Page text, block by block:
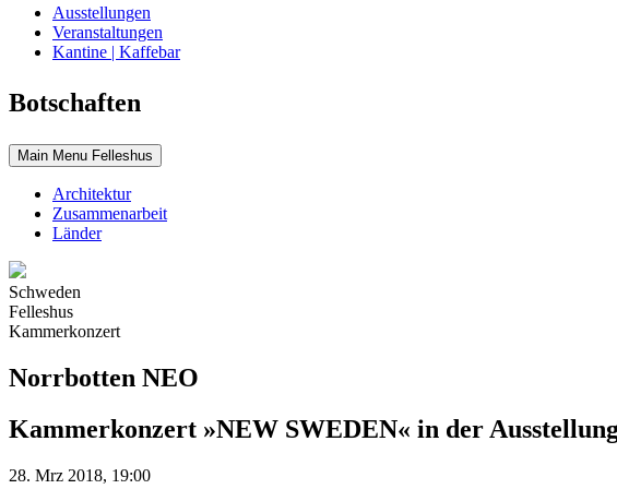
Ausstellungen
Veranstaltungen
Kantine | Kaffebar
Botschaften
Main Menu Felleshus
Architektur
Zusammenarbeit
Länder
Schweden
Felleshus
Kammerkonzert
Norrbotten NEO
Kammerkonzert »NEW SWEDEN« in der
28. Mrz 2018, 19:00